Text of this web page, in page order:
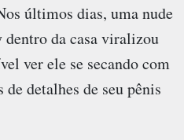
últimos dias, uma nude
da casa viralizou
ver ele se secando com
detalhes de seu pênis